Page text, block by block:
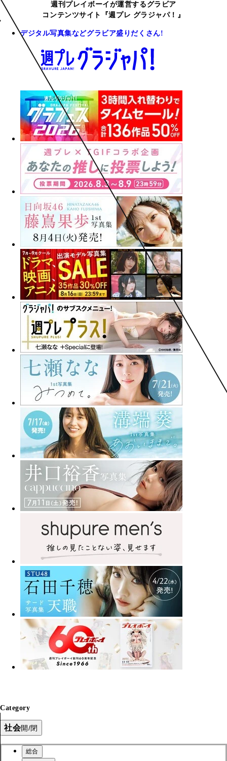
週刊プレイボーイが運営するグラビア
コンテンツサイト『週プレ グラジャパ！』
デジタル写真集などグラビア盛りだくさん!
Category
社会開/閉
総合